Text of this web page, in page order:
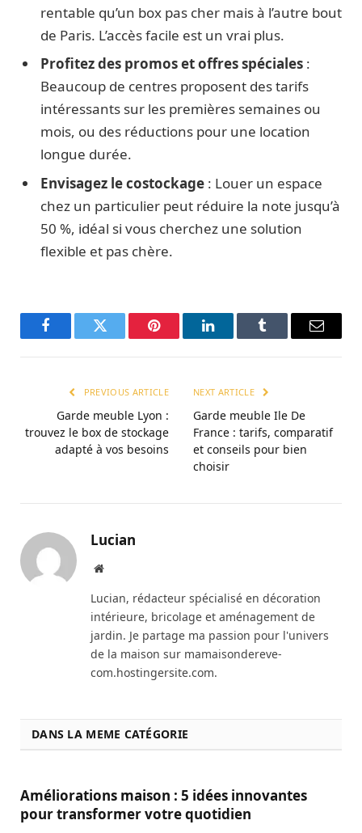
rentable qu’un box pas cher mais à l’autre bout
de Paris. L’accès facile est un vrai plus.
Profitez des promos et offres spéciales :
Beaucoup de centres proposent des tarifs
intéressants sur les premières semaines ou
mois, ou des réductions pour une location
longue durée.
Envisagez le costockage : Louer un espace
chez un particulier peut réduire la note jusqu’à
50 %, idéal si vous cherchez une solution
flexible et pas chère.
FacebookTwitter Pinterest LinkedInTumblr Email
PREVIOUS ARTICLE
Garde meuble Lyon :
trouvez le box de stockage
adapté à vos besoins
NEXT ARTICLE
Garde meuble Ile De
France : tarifs, comparatif
et conseils pour bien
choisir
Lucian
Website
Lucian, rédacteur spécialisé en décoration
intérieure, bricolage et aménagement de
jardin. Je partage ma passion pour l'univers
de la maison sur mamaisondereve-
com.hostingersite.com.
DANS LA MEME CATÉGORIE
Améliorations maison : 5 idées innovantes
pour transformer votre quotidien